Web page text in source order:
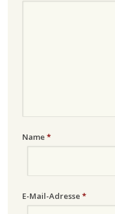
Name *
E-Mail-Adresse *